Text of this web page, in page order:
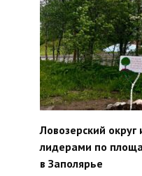
Ловозерский округ
лидерами по
в Заполярье